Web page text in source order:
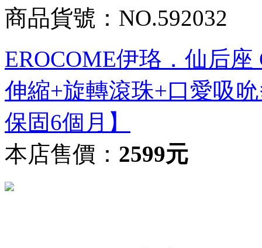
商品貨號：NO.592032
EROCOME伊珞．仙后
伸縮+旋轉滾珠+口愛吸
保固6個月】
本店售價： 2599元